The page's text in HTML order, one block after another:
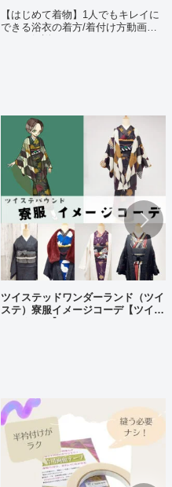
【はじめて着物】1人でもキレイに
できる浴衣の着方/着付け方動画ポ
ツイステッドワンダーランド（ツイ
ステ）寮服イメージコーデ【ツイス